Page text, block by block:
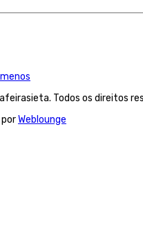
Todos os direitos
Weblounge